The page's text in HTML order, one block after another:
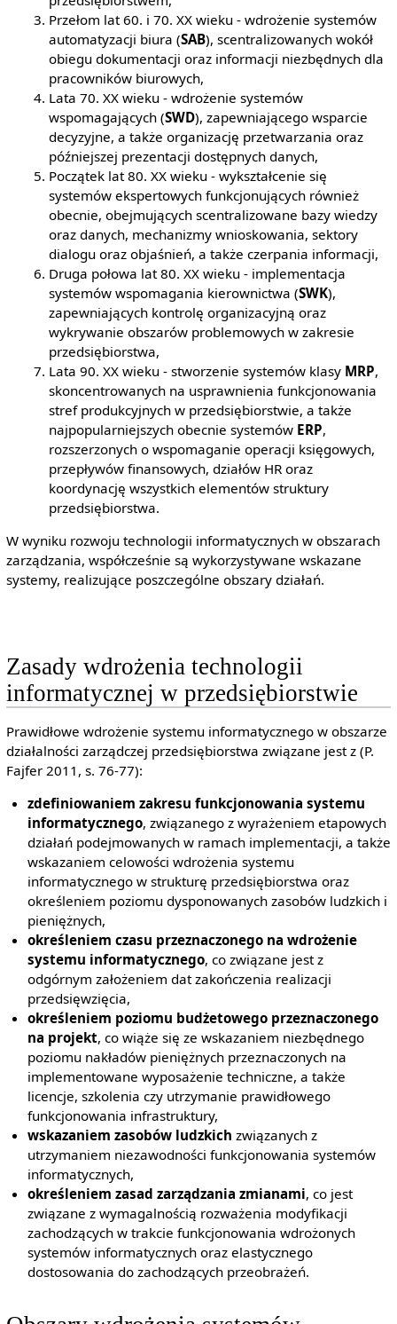
Przełom lat 60. i 70. XX wieku - wdrożenie systemów
automatyzacji biura (SAB), scentralizowanych wokół
obiegu dokumentacji oraz informacji niezbędnych dla
pracowników biurowych,
Lata 70. XX wieku - wdrożenie systemów
wspomagających (SWD), zapewniającego wsparcie
decyzyjne, a także organizację przetwarzania oraz
późniejszej prezentacji dostępnych danych,
Początek lat 80. XX wieku - wykształcenie się
systemów ekspertowych funkcjonujących również
obecnie, obejmujących scentralizowane bazy wiedzy
oraz danych, mechanizmy wnioskowania, sektory
dialogu oraz objaśnień, a także czerpania informacji,
Druga połowa lat 80. XX wieku - implementacja
systemów wspomagania kierownictwa (SWK),
zapewniających kontrolę organizacyjną oraz
wykrywanie obszarów problemowych w zakresie
przedsiębiorstwa,
Lata 90. XX wieku - stworzenie systemów klasy MRP,
skoncentrowanych na usprawnienia funkcjonowania
stref produkcyjnych w przedsiębiorstwie, a także
najpopularniejszych obecnie systemów ERP,
rozszerzonych o wspomaganie operacji księgowych,
przepływów finansowych, działów HR oraz
koordynację wszystkich elementów struktury
przedsiębiorstwa.
W wyniku rozwoju technologii informatycznych w obszarach
zarządzania, współcześnie są wykorzystywane wskazane
systemy, realizujące poszczególne obszary działań.
Zasady wdrożenia technologii
informatycznej w przedsiębiorstwie
Prawidłowe wdrożenie systemu informatycznego w obszarze
działalności zarządczej przedsiębiorstwa związane jest z (P.
Fajfer 2011, s. 76-77):
zdefiniowaniem zakresu funkcjonowania systemu
informatycznego, związanego z wyrażeniem etapowych
działań podejmowanych w ramach implementacji, a także
wskazaniem celowości wdrożenia systemu
informatycznego w strukturę przedsiębiorstwa oraz
określeniem poziomu dysponowanych zasobów ludzkich i
pieniężnych,
określeniem czasu przeznaczonego na wdrożenie
systemu informatycznego, co związane jest z
odgórnym założeniem dat zakończenia realizacji
przedsięwzięcia,
określeniem poziomu budżetowego przeznaczonego
na projekt, co wiąże się ze wskazaniem niezbędnego
poziomu nakładów pieniężnych przeznaczonych na
implementowane wyposażenie techniczne, a także
licencje, szkolenia czy utrzymanie prawidłowego
funkcjonowania infrastruktury,
wskazaniem zasobów ludzkich związanych z
utrzymaniem niezawodności funkcjonowania systemów
informatycznych,
określeniem zasad zarządzania zmianami, co jest
związane z wymagalnością rozważenia modyfikacji
zachodzących w trakcie funkcjonowania wdrożonych
systemów informatycznych oraz elastycznego
dostosowania do zachodzących przeobrażeń.